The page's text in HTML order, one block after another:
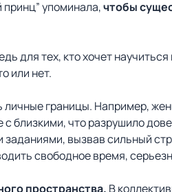
упоминала,чтобы
для тех, кто хочет
или нет.
границы. Например,
близкими, что разрушило
вызвав сильный
свободное время,
пространства. В